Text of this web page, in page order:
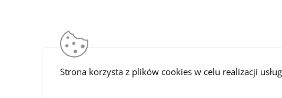
DrNatural.pl Wszelkie prawa zastrzeżone © 2026
Strona korzysta z plików cookies w celu realizacji